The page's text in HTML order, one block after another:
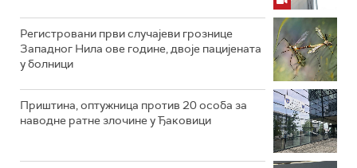
Регистровани први случајеви грознице
Западног Нила ове године, двоје пацијената
у болници
Приштина, оптужница против 20 особа за
наводне ратне злочине у Ђаковици